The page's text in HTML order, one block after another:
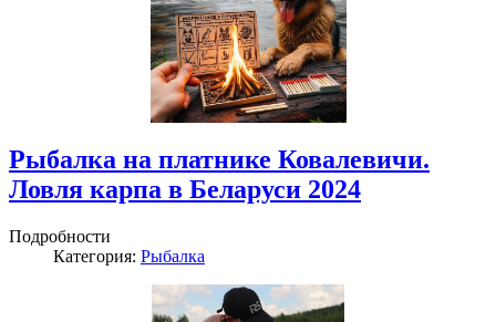
Рыбалка на платнике Ковалевичи.
Ловля карпа в Беларуси 2024
Подробности
Категория: Рыбалка